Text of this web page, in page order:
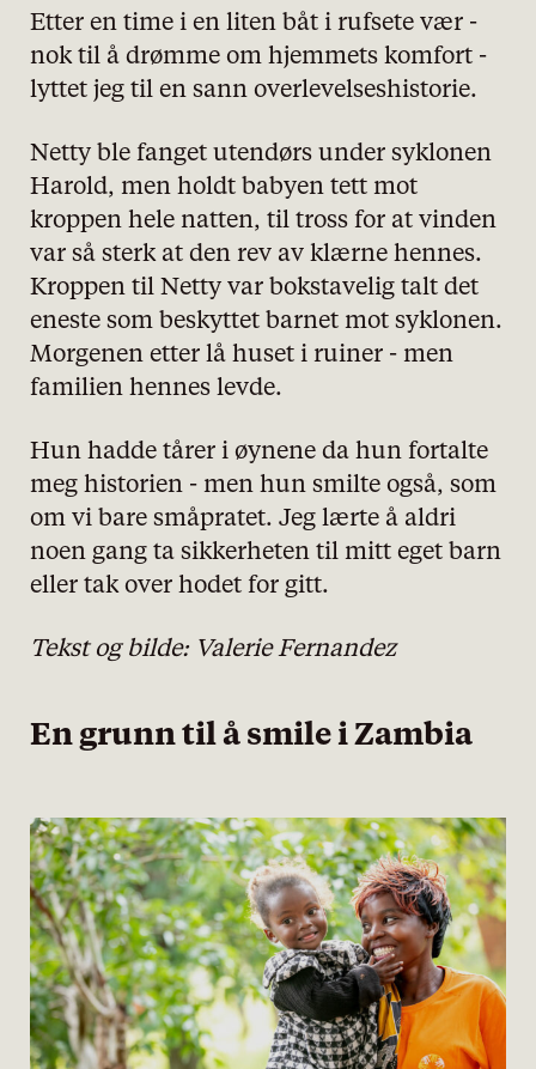
Etter en time i en liten båt i rufsete vær -
nok til å drømme om hjemmets komfort -
lyttet jeg til en sann overlevelseshistorie.
Netty ble fanget utendørs under syklonen
Harold, men holdt babyen tett mot
kroppen hele natten, til tross for at vinden
var så sterk at den rev av klærne hennes.
Kroppen til Netty var bokstavelig talt det
eneste som beskyttet barnet mot syklonen.
Morgenen etter lå huset i ruiner - men
familien hennes levde.
Hun hadde tårer i øynene da hun fortalte
meg historien - men hun smilte også, som
om vi bare småpratet. Jeg lærte å aldri
noen gang ta sikkerheten til mitt eget barn
eller tak over hodet for gitt.
Tekst og bilde: Valerie Fernandez
En grunn til å smile i Zambia